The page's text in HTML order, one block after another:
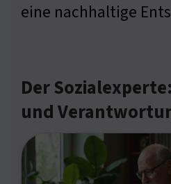
eine nachhaltige
Der
und